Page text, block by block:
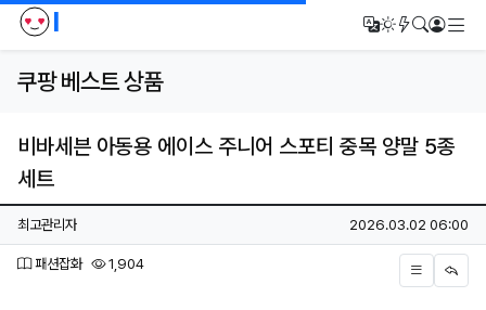
I 번역다크모드
새글/새댓글
검색로그인
쿠팡 베스트 상품
비바세븐 아동용 에이스 주니어 스포티 중목 양말 5종
세트
페이지 정보
작성자
최고관리자 작성일
2026.03.02 06:00
분류
패션잡화 1,904조회